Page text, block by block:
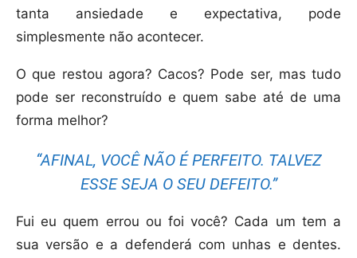
tanta ansiedade e expectativa, pode
simplesmente não acontecer.
O que restou agora? Cacos? Pode ser, mas tudo
pode ser reconstruído e quem sabe até de uma
forma melhor?
“AFINAL, VOCÊ NÃO É PERFEITO. TALVEZ
ESSE SEJA O SEU DEFEITO.”
Fui eu quem errou ou foi você? Cada um tem a
sua versão e a defenderá com unhas e dentes.